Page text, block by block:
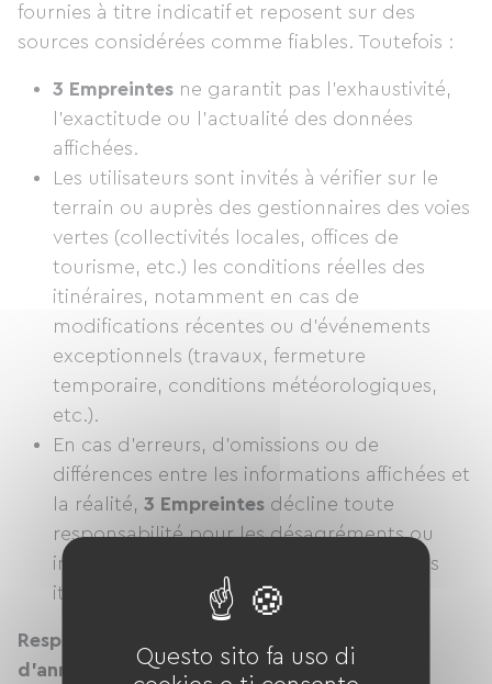
fournies à titre indicatif et reposent sur des
sources considérées comme fiables. Toutefois :
3 Empreintes ne garantit pas l’exhaustivité,
l’exactitude ou l’actualité des données
affichées.
Les utilisateurs sont invités à vérifier sur le
terrain ou auprès des gestionnaires des voies
vertes (collectivités locales, offices de
tourisme, etc.) les conditions réelles des
itinéraires, notamment en cas de
modifications récentes ou d’événements
exceptionnels (travaux, fermeture
temporaire, conditions météorologiques,
etc.).
En cas d'erreurs, d'omissions ou de
différences entre les informations affichées et
la réalité, 3 Empreintes décline toute
responsabilité pour les désagréments ou
incidents survenus lors de l’utilisation des
itinéraires ou services associés.
Responsabilité en matière de services et
d'annonces
Questo sito fa uso di